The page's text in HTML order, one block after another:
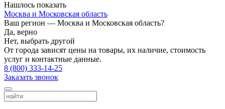
Нашлось показать
Москва и Московская область
Ваш регион — Москва и Московская область?
Да, верно
Нет, выбрать другой
От города зависят цены на товары, их наличие, стоимость
услуг и контактные данные.
8 (800) 333-14-25
Заказать звонок